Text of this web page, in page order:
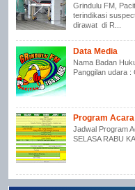
Grindulu FM,
terindikasi
dirawat di R...
Data Media
Nama Badan
Panggilan udara :
Program Acara
Jadwal Program
SELASA RABU